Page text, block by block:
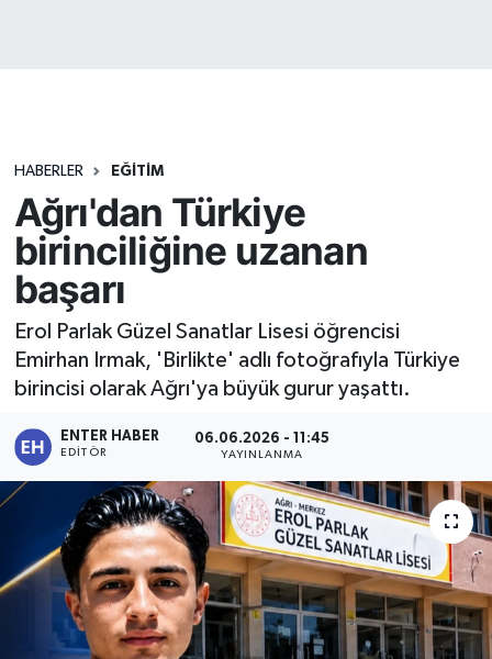
HABERLER EĞİTİM
Ağrı'dan Türkiye
birinciliğine uzanan
başarı
Erol Parlak Güzel Sanatlar Lisesi öğrencisi
Emirhan Irmak, 'Birlikte' adlı fotoğrafıyla Türkiye
birincisi olarak Ağrı'ya büyük gurur yaşattı.
ENTER HABER
EDITÖR
06.06.2026 - 11:45
YAYINLANMA